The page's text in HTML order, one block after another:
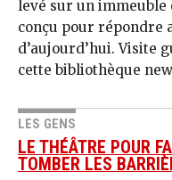
levé sur un
conçu pour répondre
d’aujourd’hui. Visite
cette bibliothèque
LES GENS
LE THÉÂTRE POUR
TOMBER LES